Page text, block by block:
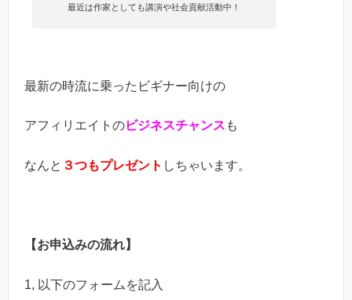
最近は作家としても講演や社会貢献活動中！
最新の時流に乗ったビギナー向けの
アフィリエイトのビジネスチャンス も
なんと ３つもプレゼント しちゃいます。
【お申込みの流れ】
1, 以下のフォームを記入